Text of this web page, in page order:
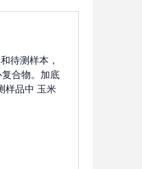
待测样本，
合物。加底
样品中 玉米